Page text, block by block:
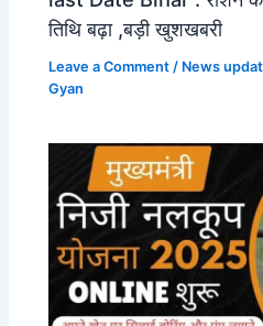
तिथि बढ़ा ,बड़ी खुशखबरी
Leave a Comment / News
Gyan